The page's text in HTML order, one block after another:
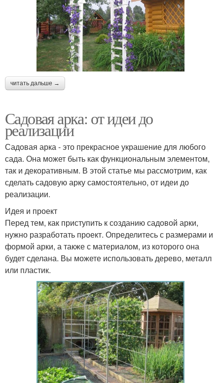
читать дальше →
Садовая арка: от идеи до
реализации
Садовая арка - это прекрасное украшение для любого
сада. Она может быть как функциональным элементом,
так и декоративным. В этой статье мы рассмотрим, как
сделать садовую арку самостоятельно, от идеи до
реализации.
Идея и проект
Перед тем, как приступить к созданию садовой арки,
нужно разработать проект. Определитесь с размерами и
формой арки, а также с материалом, из которого она
будет сделана. Вы можете использовать дерево, металл
или пластик.